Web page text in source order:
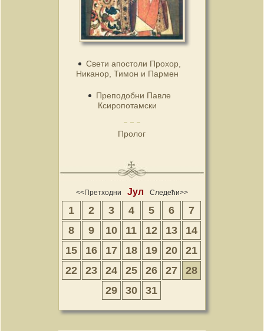
Свети апостоли Прохор,
Никанор, Тимон и Пармен
Преподобни Павле
Ксиропотамски
Пролог
<<Претходни Јул Следећи>>
1 2 3 4 5 6
7
8
9 10 11 12 13
14
15
16 17 18 19 20
21
22
23 24 25 26 27
28
29
30 31